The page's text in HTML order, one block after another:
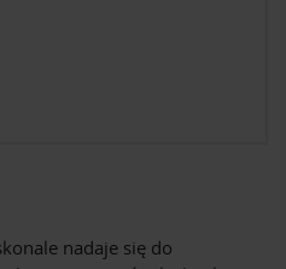
nadaje się do